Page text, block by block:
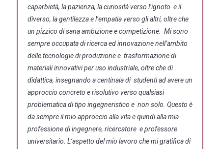
caparbietà, la pazienza, la curiosità verso l’ignoto e il
diverso, la gentilezza e l’empatia verso gli altri, oltre che
un pizzico di sana ambizione e competizione. Mi sono
sempre occupata di ricerca ed innovazione nell’ambito
delle tecnologie di produzione e trasformazione di
materiali innovativi per uso industriale, oltre che di
didattica, insegnando a centinaia di studenti ad avere un
approccio concreto e risolutivo verso qualsiasi
problematica di tipo ingegneristico e non solo. Questo è
da sempre il mio approccio alla vita e quindi alla mia
professione di ingegnere, ricercatore e professore
universitario. L’aspetto del mio lavoro che mi gratifica di